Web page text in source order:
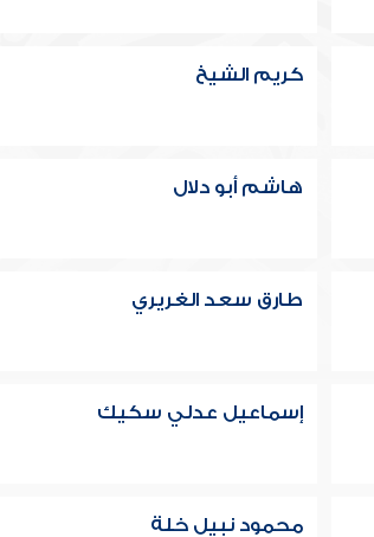
كريم الشيخ
هاشم أبو دلال
طارق سعد الغريري
إسماعيل عدلي سكيك
محمود نبيل خلة